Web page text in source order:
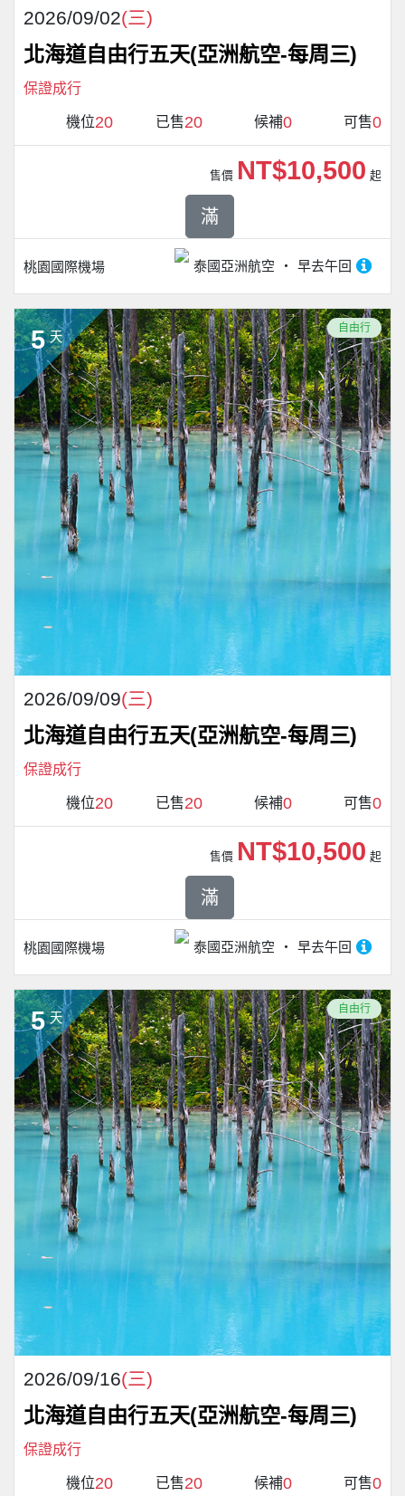
2026/09/02(三)
北海道自由行五天(亞洲航空-每周三)
保證成行
機位20 已售20 候補0 可售0
桃園國際機場 泰國亞洲航空 早去午回
售價 NT$10,500 起
滿
5 天
自由行
2026/09/09(三)
北海道自由行五天(亞洲航空-每周三)
保證成行
機位20 已售20 候補0 可售0
桃園國際機場 泰國亞洲航空 早去午回
售價 NT$10,500 起
滿
5 天
自由行
2026/09/16(三)
北海道自由行五天(亞洲航空-每周三)
保證成行
機位20 已售20 候補0 可售0